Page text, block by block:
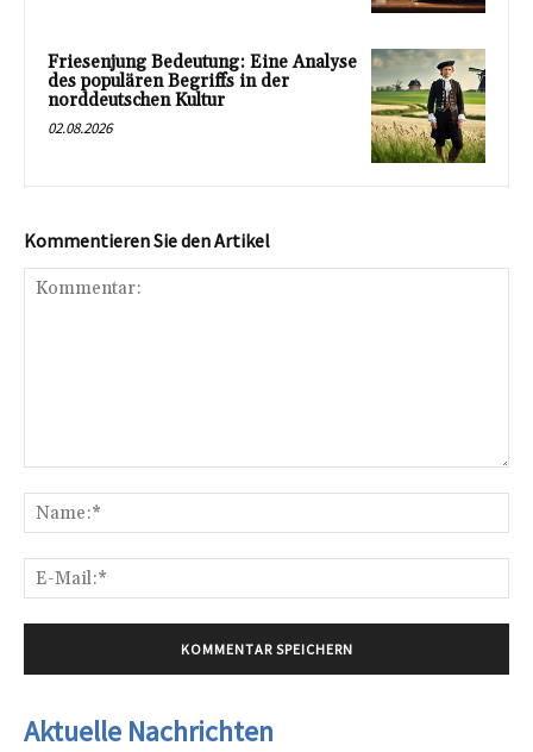
Friesenjung Bedeutung: Eine Analyse
des populären Begriffs in der
norddeutschen Kultur
02.08.2026
Kommentieren Sie den Artikel
Aktuelle Nachrichten